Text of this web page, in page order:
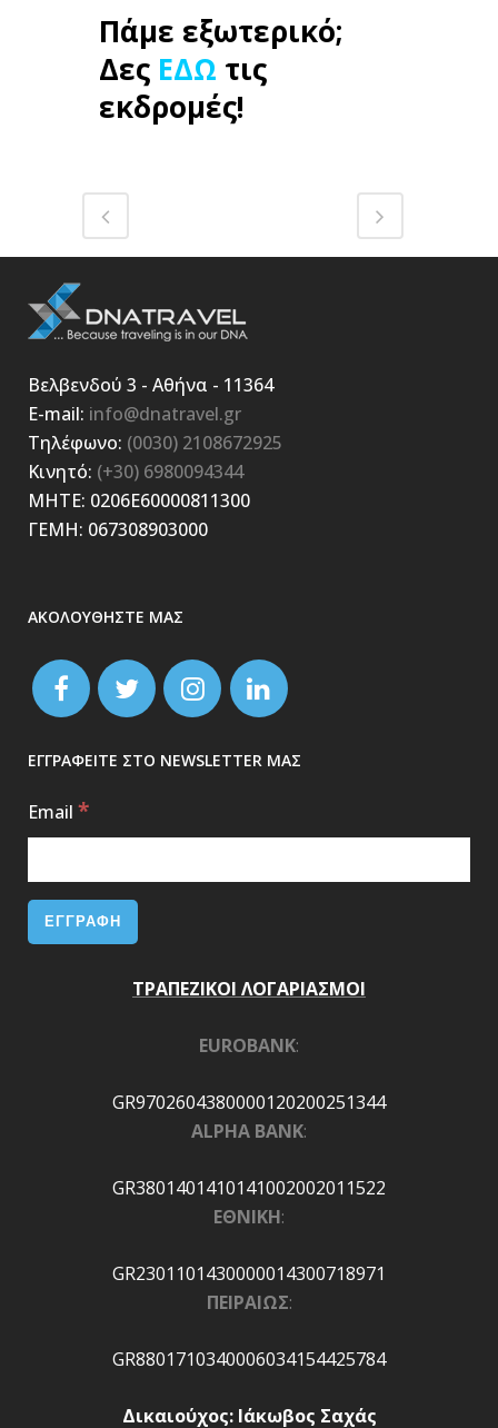
Πάμε εξωτερικό;
Δες ΕΔΩ τις
εκδρομές!
Βελβενδού 3 - Αθήνα - 11364
E-mail: info@dnatravel.gr
Τηλέφωνο: (0030) 2108672925
Κινητό: (+30) 6980094344
ΜΗΤΕ: 0206E60000811300
ΓΕΜΗ: 067308903000
ΑΚΟΛΟΥΘΗΣΤΕ ΜΑΣ
ΕΓΓΡΑΦΕΙΤΕ ΣΤΟ NEWSLETTER ΜΑΣ
Email *
ΤΡΑΠΕΖΙΚΟΙ ΛΟΓΑΡΙΑΣΜΟΙ
EUROBANK:
GR9702604380000120200251344
ALPHA BANK:
GR3801401410141002002011522
ΕΘΝΙΚΗ:
GR2301101430000014300718971
ΠΕΙΡΑΙΩΣ:
GR8801710340006034154425784
Δικαιούχος: Ιάκωβος Σαχάς